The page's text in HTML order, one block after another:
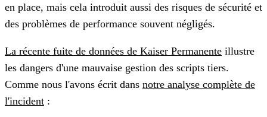
en place, mais cela introduit aussi des risques de sécurité et
des problèmes de performance souvent négligés.
La récente fuite de données de Kaiser Permanente illustre
les dangers d'une mauvaise gestion des scripts tiers.
Comme nous l'avons écrit dans notre analyse complète de
l'incident :